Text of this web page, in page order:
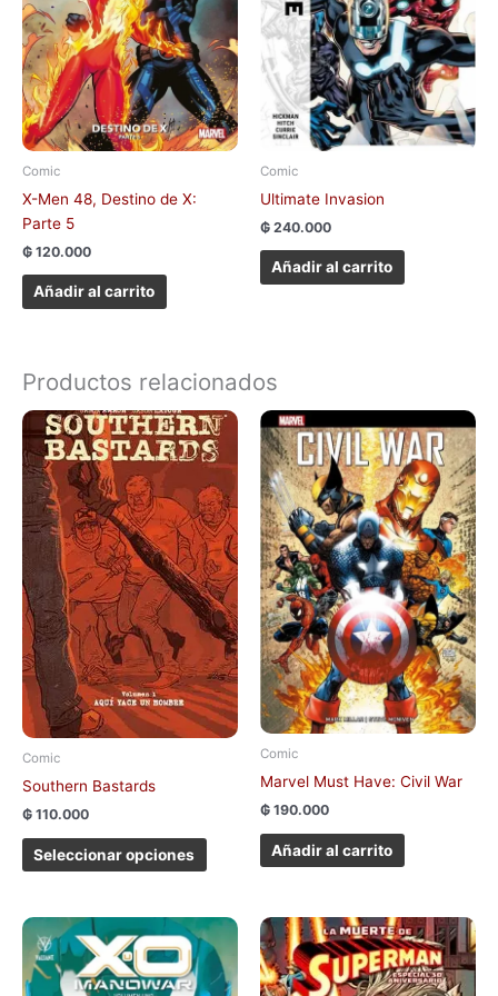
Comic
X-Men 48, Destino de X:
Parte 5
₲ 120.000
Añadir al carrito
Comic
Ultimate Invasion
₲ 240.000
Añadir al carrito
Productos relacionados
Comic
Southern Bastards
₲ 110.000
Seleccionar opciones
Este
producto
tiene
múltiples
variantes.
Las
opciones
se
pueden
elegir
en
la
página
de
producto
Comic
Marvel Must Have: Civil War
₲ 190.000
Añadir al carrito
Este
producto
tiene